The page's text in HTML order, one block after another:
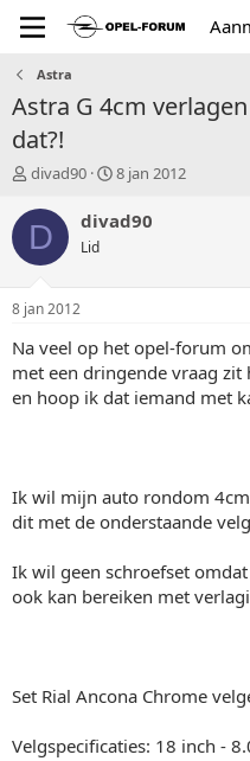
Astra
Astra G 4cm
dat?!
T
p
a
r
e
r
divad90
S
a
u
8 jan 2012
D divad90
Lid
8 jan 2012
Na veel op het opel-forum
met een dringende vraag
en hoop ik dat iemand met
Ik wil mijn auto rondom
dit met de onderstaande
Ik wil geen schroefset
ook kan bereiken met
Set Rial Ancona Chrome
Velgspecificaties: 18 inch -